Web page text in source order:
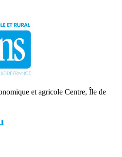
et agricole Centre, Île de